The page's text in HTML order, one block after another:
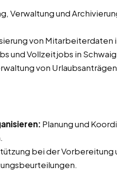
Verwaltung und
von Mitarbeiterdaten
und Vollzeitjobs in
von
Planung und
bei der Vorbereitung